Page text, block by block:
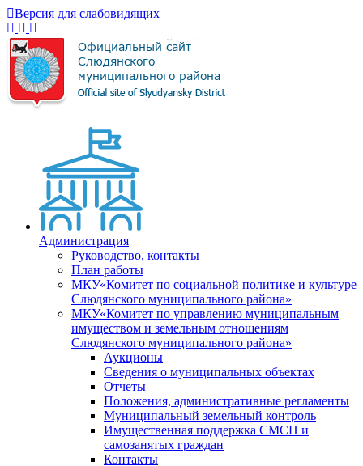
Версия для слабовидящих
Администрация
Руководство, контакты
План работы
МКУ«Комитет по социальной политике и культуре
Слюдянского муниципального района»
МКУ«Комитет по управлению муниципальным
имуществом и земельным отношениям
Слюдянского муниципального района»
Аукционы
Сведения о муниципальных объектах
Отчеты
Положения, административные регламенты
Муниципальный земельный контроль
Имущественная поддержка СМСП и
самозанятых граждан
Контакты